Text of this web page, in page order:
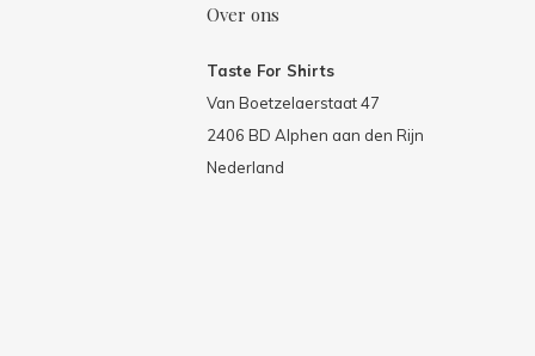
Over ons
Taste For Shirts
Van Boetzelaerstaat 47
2406 BD Alphen aan den Rijn
Nederland